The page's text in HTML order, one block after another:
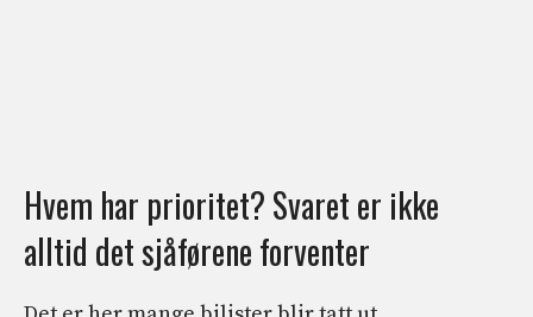
Hvem har prioritet? Svaret er ikke
alltid det sjåførene forventer